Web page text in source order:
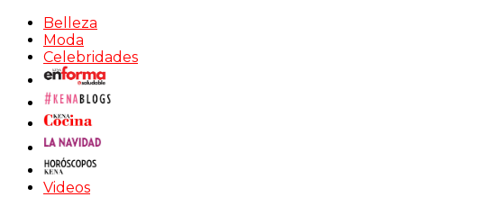
Belleza
Moda
Celebridades
Videos